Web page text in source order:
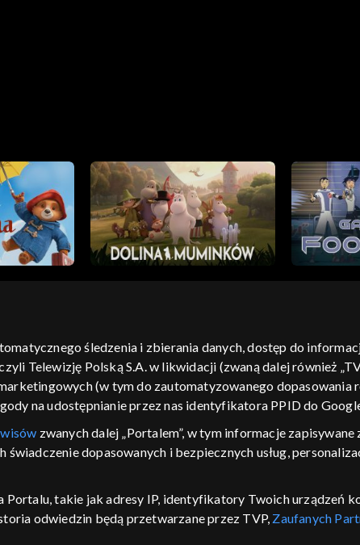
voucher dostępność informacje o dostawcy usług
śledzenia i zbierania danych, dostęp do
Telewizję Polską S.A. w likwidacji (zwaną dalej również
(w tym do zautomatyzowanego dopasowania
na udostępnianie przez nas identyfikatora PPID do
zwanych dalej „Portalem”, w tym informacje
dopasowanych i bezpiecznych usług,
Portalu, takie jak adresy IP, identyfikatory Twoich urządzeń
odwiedzin będą przetwarzane przez TVP, Zaufanych